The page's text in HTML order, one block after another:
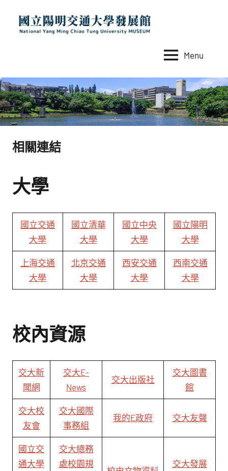
content
立
陽
明
交
通
學
發
展
館
NYCU
Museum
Ming
Chiao
Tung
University
Menu
相關連結
大學
國立交通
大學
國立清華
大學
國立中央
大學
國立陽明
大學
上海交通
大學
北京交通
大學
西安交通
大學
西南交通
大學
校內資源
交大新
聞網
交大E-
News
交大出版社
交大圖書
館
交大校
友會
交大國際
事務組
我的E政府 交大友聲
國立交
通大學
交大總務
處校園規
交大發展